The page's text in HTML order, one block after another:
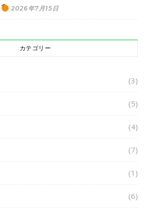
2026年7月15日
カテゴリー
(3)
(5)
(4)
(7)
(1)
(6)